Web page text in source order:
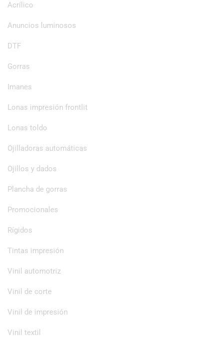
Acrílico
Anuncios luminosos
DTF
Gorras
Imanes
Lonas impresión frontlit
Lonas toldo
Ojilladoras automáticas
Ojillos y dados
Plancha de gorras
Promocionales
Rígidos
Tintas impresión
Vinil automotriz
Vinil de corte
Vinil de impresión
Vinil textil